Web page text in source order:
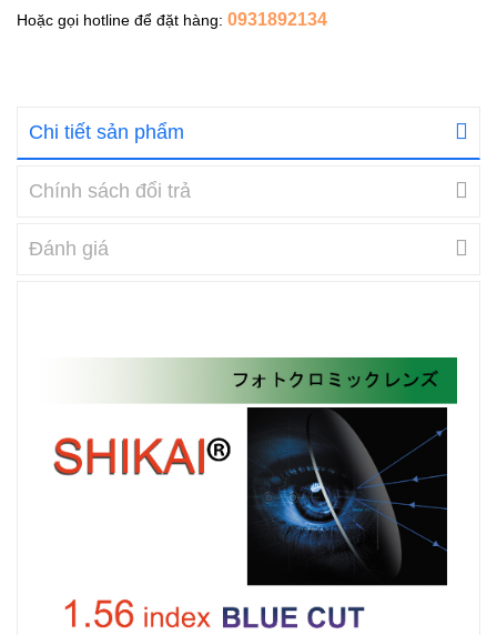
Hoặc gọi hotline để đặt hàng: 0931892134
Chi tiết sản phẩm
Chính sách đổi trả
Đánh giá